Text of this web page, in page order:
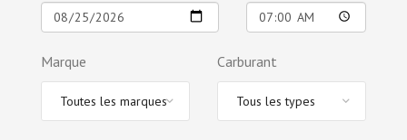
Marque Carburant